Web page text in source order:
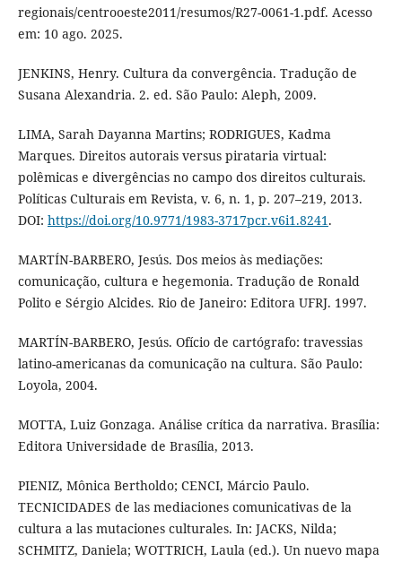
regionais/centrooeste2011/resumos/R27-0061-1.pdf. Acesso
em: 10 ago. 2025.
JENKINS, Henry. Cultura da convergência. Tradução de
Susana Alexandria. 2. ed. São Paulo: Aleph, 2009.
LIMA, Sarah Dayanna Martins; RODRIGUES, Kadma
Marques. Direitos autorais versus pirataria virtual:
polêmicas e divergências no campo dos direitos culturais.
Políticas Culturais em Revista, v. 6, n. 1, p. 207–219, 2013.
DOI: https://doi.org/10.9771/1983-3717pcr.v6i1.8241.
MARTÍN-BARBERO, Jesús. Dos meios às mediações:
comunicação, cultura e hegemonia. Tradução de Ronald
Polito e Sérgio Alcides. Rio de Janeiro: Editora UFRJ. 1997.
MARTÍN-BARBERO, Jesús. Ofício de cartógrafo: travessias
latino-americanas da comunicação na cultura. São Paulo:
Loyola, 2004.
MOTTA, Luiz Gonzaga. Análise crítica da narrativa. Brasília:
Editora Universidade de Brasília, 2013.
PIENIZ, Mônica Bertholdo; CENCI, Márcio Paulo.
TECNICIDADES de las mediaciones comunicativas de la
cultura a las mutaciones culturales. In: JACKS, Nilda;
SCHMITZ, Daniela; WOTTRICH, Laula (ed.). Un nuevo mapa